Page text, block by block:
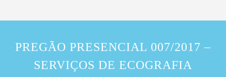
PREGÃO PRESENCIAL 007/2017 –
SERVIÇOS DE ECOGRAFIA